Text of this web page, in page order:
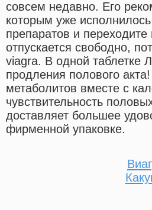
совсем недавно. Его
которым уже
препаратов и
отпускается свободно,
viagra. В одной таблетке
продления полового
метаболитов вместе с
чувствительность
доставляет большее
фирменной упаковке.